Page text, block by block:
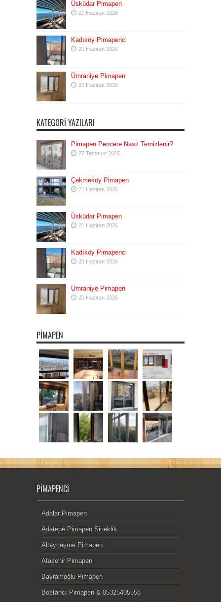
Üsküdar Pimapen
21 Haziran 2026
Kadıköy Pimapenci
20 Haziran 2026
Ümraniye Pimapen
20 Haziran 2026
KATEGORI YAZILARI
Pimapen Pencere Nasıl Temizlenir?
27 Temmuz 2026
Çekmeköy Pimapen
21 Haziran 2026
Üsküdar Pimapen
21 Haziran 2026
Kadıköy Pimapenci
20 Haziran 2026
Ümraniye Pimapen
20 Haziran 2026
PIMAPEN
PIMAPENCI
Adalar Pimapen
Adatepe Pimapen Sineklik
Altayçeşme Pimapen
Ataşehir Pimapen
Bayramoğlu Pimapen
Bostancı Pimapen & 05325405558